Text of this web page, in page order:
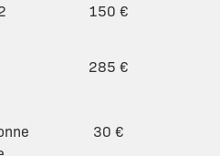
150 €
285 €
30 €